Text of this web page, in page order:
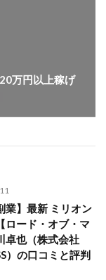
万円以上稼げ
業】最新 ミリオン
ロード・オブ・マ
卓也（株式会社
）の口コミと評判